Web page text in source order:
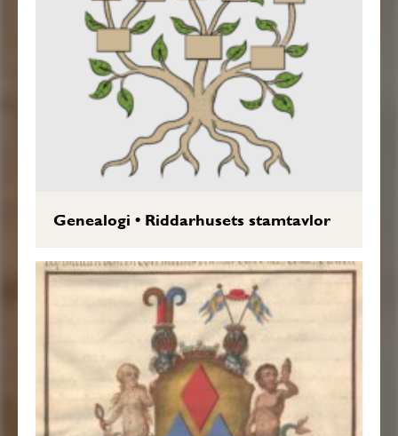
Genealogi • Riddarhusets stamtavlor